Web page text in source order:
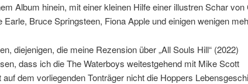
Album hinein, mit einer kleinen Hilfe einer illustren Schar von
Bruce Springsteen, Fiona Apple und einigen wenigen
diejenigen, die meine Rezension über „All Souls Hill“ (2022)
dass ich die The Waterboys weitestgehend mit Mike Scott
dem vorliegenden Tonträger nicht die Hoppers